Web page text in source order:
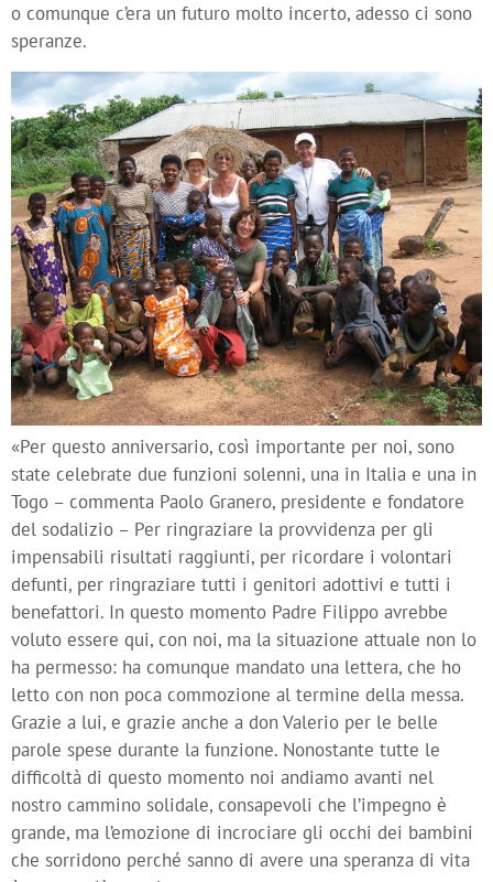
o comunque c’era un futuro molto incerto, adesso ci sono
speranze.
«Per questo anniversario, così importante per noi, sono
state celebrate due funzioni solenni, una in Italia e una in
Togo – commenta Paolo Granero, presidente e fondatore
del sodalizio – Per ringraziare la provvidenza per gli
impensabili risultati raggiunti, per ricordare i volontari
defunti, per ringraziare tutti i genitori adottivi e tutti i
benefattori. In questo momento Padre Filippo avrebbe
voluto essere qui, con noi, ma la situazione attuale non lo
ha permesso: ha comunque mandato una lettera, che ho
letto con non poca commozione al termine della messa.
Grazie a lui, e grazie anche a don Valerio per le belle
parole spese durante la funzione. Nonostante tutte le
difficoltà di questo momento noi andiamo avanti nel
nostro cammino solidale, consapevoli che l’impegno è
grande, ma l’emozione di incrociare gli occhi dei bambini
che sorridono perché sanno di avere una speranza di vita